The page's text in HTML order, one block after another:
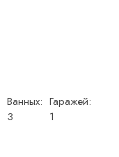
Ванных:
3
Гаражей:
1